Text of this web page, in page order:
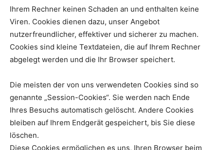
Ihrem Rechner keinen Schaden an und enthalten keine
Viren. Cookies dienen dazu, unser Angebot
nutzerfreundlicher, effektiver und sicherer zu machen.
Cookies sind kleine Textdateien, die auf Ihrem Rechner
abgelegt werden und die Ihr Browser speichert.
Die meisten der von uns verwendeten Cookies sind so
genannte „Session-Cookies“. Sie werden nach Ende
Ihres Besuchs automatisch gelöscht. Andere Cookies
bleiben auf Ihrem Endgerät gespeichert, bis Sie diese
löschen.
Diese Cookies ermöglichen es uns, Ihren Browser beim